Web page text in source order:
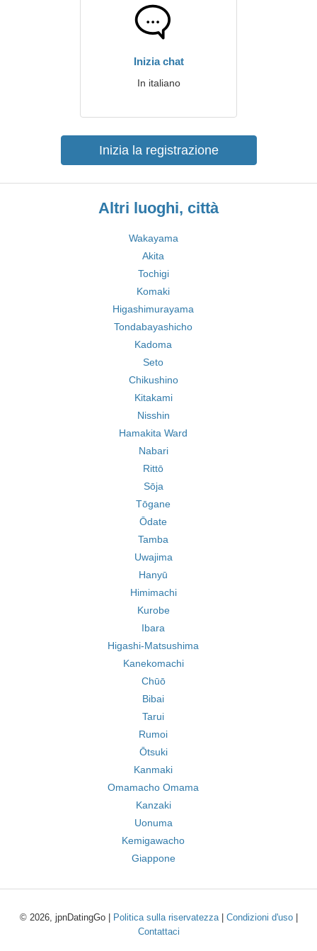
Inizia chat
In italiano
Inizia la registrazione
Altri luoghi, città
Wakayama
Akita
Tochigi
Komaki
Higashimurayama
Tondabayashicho
Kadoma
Seto
Chikushino
Kitakami
Nisshin
Hamakita Ward
Nabari
Rittō
Sōja
Tōgane
Ōdate
Tamba
Uwajima
Hanyū
Himimachi
Kurobe
Ibara
Higashi-Matsushima
Kanekomachi
Chūō
Bibai
Tarui
Rumoi
Ōtsuki
Kanmaki
Omamacho Omama
Kanzaki
Uonuma
Kemigawacho
Giappone
© 2026, jpnDatingGo | Politica sulla riservatezza| Condizioni d'uso|
Contattaci